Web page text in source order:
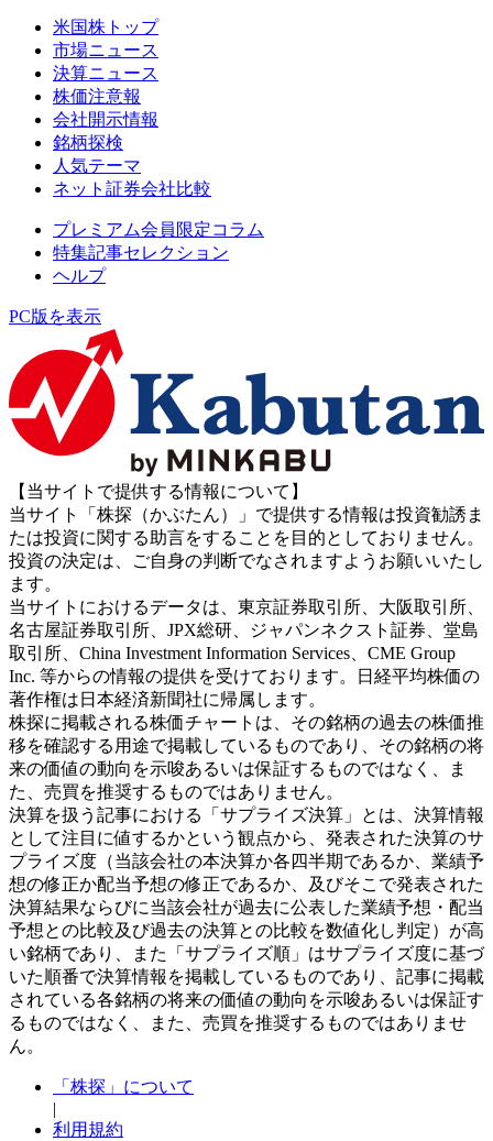
米国株トップ
市場ニュース
決算ニュース
株価注意報
会社開示情報
銘柄探検
人気テーマ
ネット証券会社比較
プレミアム会員限定コラム
特集記事セレクション
ヘルプ
PC版を表示
【当サイトで提供する情報について】
当サイト「株探（かぶたん）」で提供する情報は投資勧誘ま
たは投資に関する助言をすることを目的としておりません。
投資の決定は、ご自身の判断でなされますようお願いいたし
ます。
当サイトにおけるデータは、東京証券取引所、大阪取引所、
名古屋証券取引所、JPX総研、ジャパンネクスト証券、堂島
取引所、China Investment Information Services、CME Group
Inc. 等からの情報の提供を受けております。日経平均株価の
著作権は日本経済新聞社に帰属します。
株探に掲載される株価チャートは、その銘柄の過去の株価推
移を確認する用途で掲載しているものであり、その銘柄の将
来の価値の動向を示唆あるいは保証するものではなく、ま
た、売買を推奨するものではありません。
決算を扱う記事における「サプライズ決算」とは、決算情報
として注目に値するかという観点から、発表された決算のサ
プライズ度（当該会社の本決算か各四半期であるか、業績予
想の修正か配当予想の修正であるか、及びそこで発表された
決算結果ならびに当該会社が過去に公表した業績予想・配当
予想との比較及び過去の決算との比較を数値化し判定）が高
い銘柄であり、また「サプライズ順」はサプライズ度に基づ
いた順番で決算情報を掲載しているものであり、記事に掲載
されている各銘柄の将来の価値の動向を示唆あるいは保証す
るものではなく、また、売買を推奨するものではありませ
ん。
「株探」について
|
利用規約